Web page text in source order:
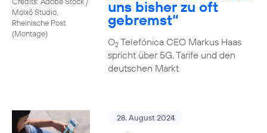
Moixó Studio,
Rheinische Post
(Montage)
uns bisher zu oft
gebremst“
O2Telefónica CEO Markus Haas
spricht über 5G, Tarife und den
deutschen Markt
28. August 2024